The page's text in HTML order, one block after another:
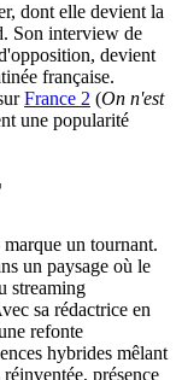
dont elle devient la
Son interview de
devient
française.
France 2 (On n'est
une popularité
un tournant.
un paysage où le
streaming
sa rédactrice en
refonte
hybrides mêlant
présence